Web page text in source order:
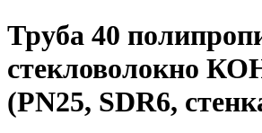
Труба 40
стекловолокно
(PN25, SDR6,